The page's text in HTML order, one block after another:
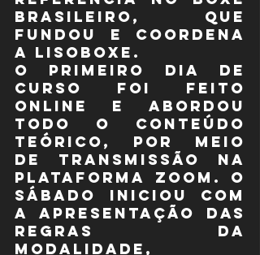
brasileiro, que
fundou e coordena
a LISOBOXE.
O primeiro dia de
curso foi feito
online e abordou
todo o conteúdo
teórico, por meio
de transmissão na
plataforma ZOOM. O
sábado iniciou com
a apresentação das
regras da
modalidade,